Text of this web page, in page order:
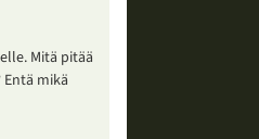
Mitä pitää
mikä